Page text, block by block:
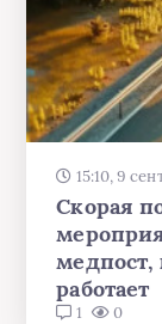
15:10, 9
Скорая
медпост,
работает
1 0